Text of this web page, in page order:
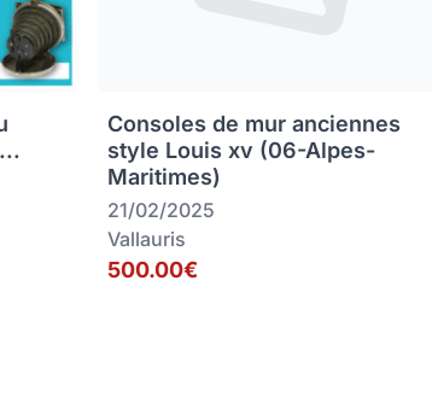
Consoles de mur anciennes
style Louis xv (06-Alpes-
Maritimes)
21/02/2025
Vallauris
500.00€